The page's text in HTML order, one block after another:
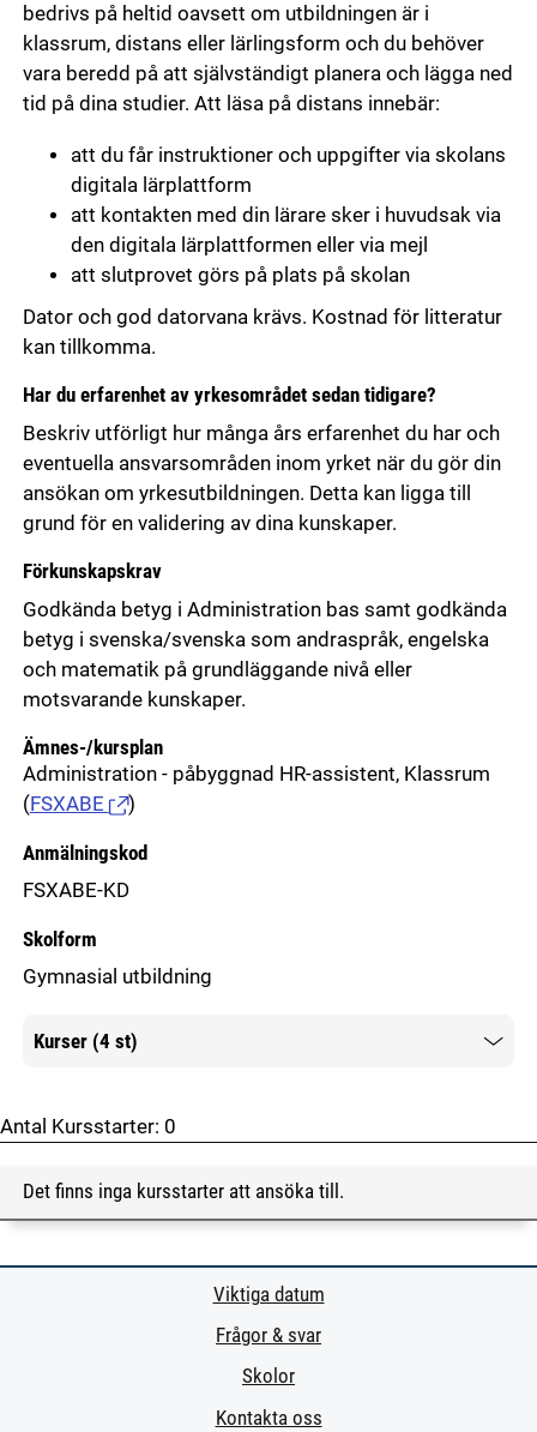
bedrivs på heltid oavsett om utbildningen är i
klassrum, distans eller lärlingsform och du behöver
vara beredd på att självständigt planera och lägga ned
tid på dina studier. Att läsa på distans innebär:
att du får instruktioner och uppgifter via skolans
digitala lärplattform
att kontakten med din lärare sker i huvudsak via
den digitala lärplattformen eller via mejl
att slutprovet görs på plats på skolan
Dator och god datorvana krävs. Kostnad för litteratur
kan tillkomma.
Har du erfarenhet av yrkesområdet sedan tidigare?
Beskriv utförligt hur många års erfarenhet du har och
eventuella ansvarsområden inom yrket när du gör din
ansökan om yrkesutbildningen. Detta kan ligga till
grund för en validering av dina kunskaper.
Förkunskapskrav
Godkända betyg i Administration bas samt godkända
betyg i svenska/svenska som andraspråk, engelska
och matematik på grundläggande nivå eller
motsvarande kunskaper.
Ämnes-/kursplan
Administration - påbyggnad HR-assistent, Klassrum
( FSXABE )
Anmälningskod
FSXABE-KD
Skolform
Gymnasial utbildning
Kurser (4 st)
Mer information
Antal Kursstarter: 0
Det finns inga kursstarter att ansöka till.
Viktiga datum
Frågor & svar
Skolor
Kontakta oss